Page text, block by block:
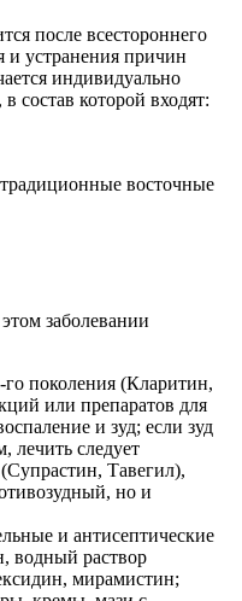
после всестороннего
и устранения причин
индивидуально
состав которой входят:
восточные
заболевании
поколения (Кларитин,
или препаратов для
и зуд; если зуд
лечить следует
Тавегил),
но и
и антисептические
водный раствор
мирамистин;